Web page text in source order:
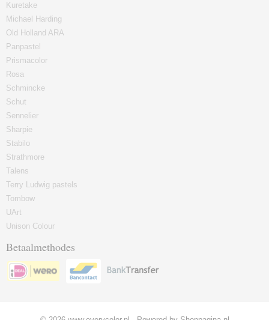
Kuretake
Michael Harding
Old Holland ARA
Panpastel
Prismacolor
Rosa
Schmincke
Schut
Sennelier
Sharpie
Stabilo
Strathmore
Talens
Terry Ludwig pastels
Tombow
UArt
Unison Colour
Betaalmethodes